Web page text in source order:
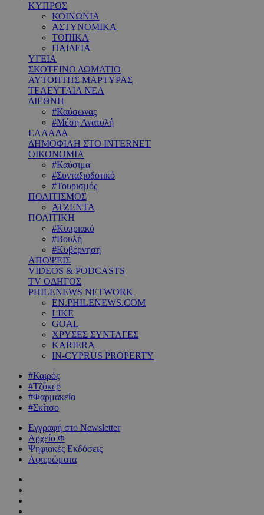
ΚΥΠΡΟΣ
ΚΟΙΝΩΝΙΑ
ΑΣΤΥΝΟΜΙΚΑ
ΤΟΠΙΚΑ
ΠΑΙΔΕΙΑ
ΥΓΕΙΑ
ΣΚΟΤΕΙΝΟ ΔΩΜΑΤΙΟ
ΑΥΤΟΠΤΗΣ ΜΑΡΤΥΡΑΣ
ΤΕΛΕΥΤΑΙΑ ΝΕΑ
ΔΙΕΘΝΗ
#Καύσωνας
#Μέση Ανατολή
ΕΛΛΑΔΑ
ΔΗΜΟΦΙΛΗ ΣΤΟ INTERNET
ΟΙΚΟΝΟΜΙΑ
#Καύσιμα
#Συνταξιοδοτικό
#Τουρισμός
ΠΟΛΙΤΙΣΜΟΣ
ΑΤΖΕΝΤΑ
ΠΟΛΙΤΙΚΗ
#Κυπριακό
#Βουλή
#Κυβέρνηση
ΑΠΟΨΕΙΣ
VIDEOS & PODCASTS
TV ΟΔΗΓΟΣ
PHILENEWS NETWORK
EN.PHILENEWS.COM
LIKE
GOAL
ΧΡΥΣΕΣ ΣΥΝΤΑΓΕΣ
KARIERA
IN-CYPRUS PROPERTY
#Καιρός
#Τζόκερ
#Φαρμακεία
#Σκίτσο
Εγγραφή στο Newsletter
Αρχείο Φ
Ψηφιακές Εκδόσεις
Αφιερώματα